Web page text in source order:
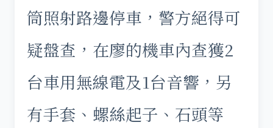
筒照射路邊停車，警方絕得可
疑盤查，在廖的機車內查獲2
台車用無線電及1台音響，另
有手套、螺絲起子、石頭等